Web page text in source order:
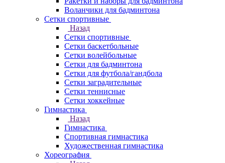
Воланчики для бадминтона
Сетки спортивные
Назад
Сетки спортивные
Сетки баскетбольные
Сетки волейбольные
Сетки для бадминтона
Сетки для футбола/гандбола
Сетки заградительные
Сетки теннисные
Сетки хоккейные
Гимнастика
Назад
Гимнастика
Спортивная гимнастика
Художественная гимнастика
Хореография